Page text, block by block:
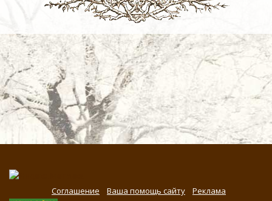
Соглашение Ваша помощь сайту Реклама